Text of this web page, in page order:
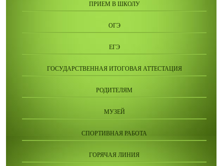
ПРИЕМ В ШКОЛУ
ОГЭ
ЕГЭ
ГОСУДАРСТВЕННАЯ ИТОГОВАЯ АТТЕСТАЦИЯ
РОДИТЕЛЯМ
МУЗЕЙ
СПОРТИВНАЯ РАБОТА
ГОРЯЧАЯ ЛИНИЯ